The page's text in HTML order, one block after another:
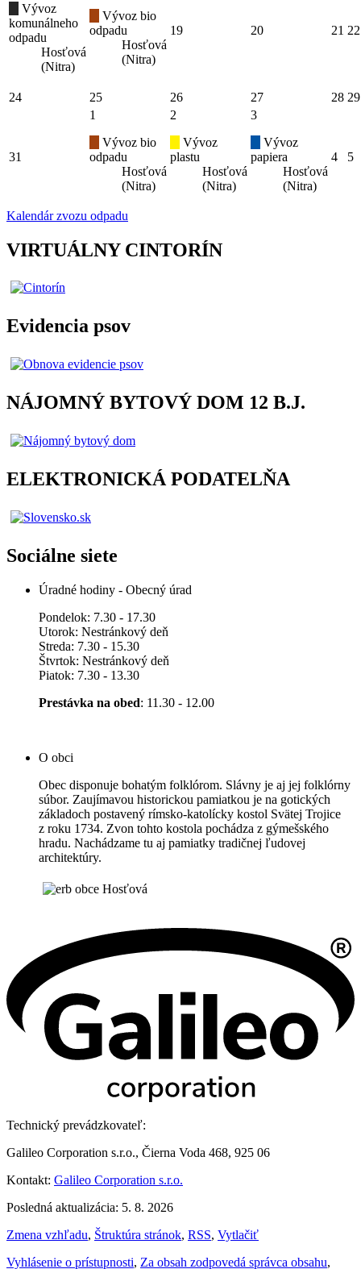
Vývoz
komunálneho
odpadu
Hosťová
(Nitra)
Vývoz bio
odpadu
Hosťová
(Nitra)
19 20 21 22
24 25 26 27 28 29
31
1
Vývoz bio
odpadu
Hosťová
(Nitra)
2
Vývoz
plastu
Hosťová
(Nitra)
3
Vývoz
papiera
Hosťová
(Nitra)
4 5
Kalendár zvozu odpadu
VIRTUÁLNY CINTORÍN
Evidencia psov
NÁJOMNÝ BYTOVÝ DOM 12 B.J.
ELEKTRONICKÁ PODATELŇA
Sociálne siete
Úradné hodiny - Obecný úrad
Pondelok: 7.30 - 17.30
Utorok: Nestránkový deň
Streda: 7.30 - 15.30
Štvrtok: Nestránkový deň
Piatok: 7.30 - 13.30
Prestávka na obed: 11.30 - 12.00
O obci
Obec disponuje bohatým folklórom. Slávny je aj jej folklórny
súbor. Zaujímavou historickou pamiatkou je na gotických
základoch postavený rímsko-katolícky kostol Svätej Trojice
z roku 1734. Zvon tohto kostola pochádza z gýmešského
hradu. Nachádzame tu aj pamiatky tradičnej ľudovej
architektúry.
Technický prevádzkovateľ:
Galileo Corporation s.r.o., Čierna Voda 468, 925 06
Kontakt: Galileo Corporation s.r.o.
Posledná aktualizácia: 5. 8. 2026
Zmena vzhľadu, Štruktúra stránok, RSS, Vytlačiť
Vyhlásenie o prístupnosti, Za obsah zodpovedá správca obsahu,